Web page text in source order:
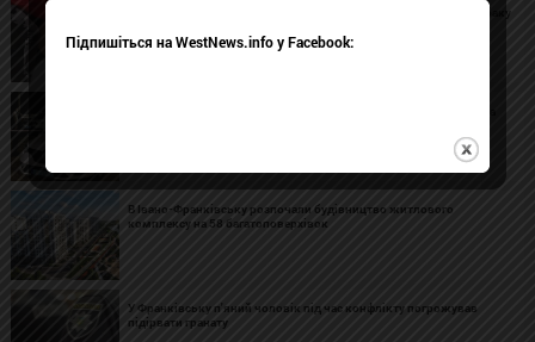
«Нова пошта» звільнила працівників, які шваброю вигнали собаку
В Івано-Франківську розпочали будівництво житлового
комплексу на 58 багатоповерхівок
У Франківську п'яний чоловік під час конфлікту погрожував
підірвати гранату
Підпишіться на WestNews.info у Facebook: